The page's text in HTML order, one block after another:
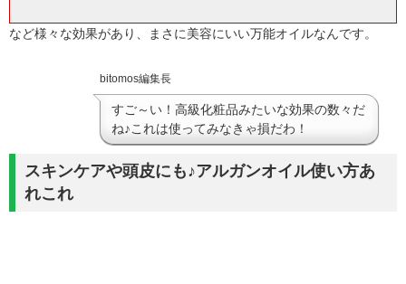
など様々な効果があり、まさに美容にいい万能オイルなんです。
bitomos編集長
すご～い！高級化粧品みたいな効果の数々だ
ね♪これは使ってみなきゃ損だわ！
スキンケアや頭皮にも♪アルガンオイル使い方あ
れこれ